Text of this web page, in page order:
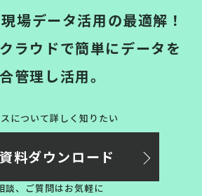
場データ活用の最適解！
ラウドで簡単にデータを
管理し活用。
について詳しく知りたい
資料ダウンロード
談、ご質問はお気軽に